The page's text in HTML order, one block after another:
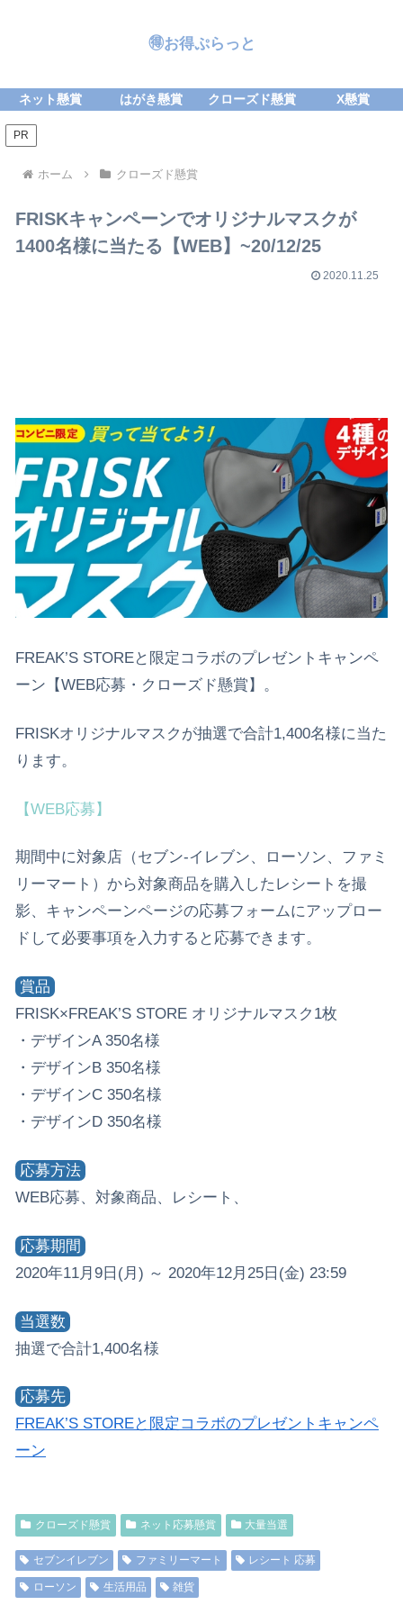
🉐お得ぷらっと
ネット懸賞 はがき懸賞 クローズド懸賞 X懸賞
PR
ホーム クローズド懸賞
FRISKキャンペーンでオリジナルマスクが
1400名様に当たる【WEB】~20/12/25
2020.11.25
FREAK’S STOREと限定コラボのプレゼントキャンペ
ーン【WEB応募・クローズド懸賞】。
FRISKオリジナルマスクが抽選で合計1,400名様に当た
ります。
【WEB応募】
期間中に対象店（セブン-イレブン、ローソン、ファミ
リーマート）から対象商品を購入したレシートを撮
影、キャンペーンページの応募フォームにアップロー
ドして必要事項を入力すると応募できます。
賞品
FRISK×FREAK’S STORE オリジナルマスク1枚
・デザインA 350名様
・デザインB 350名様
・デザインC 350名様
・デザインD 350名様
応募方法
WEB応募、対象商品、レシート、
応募期間
2020年11月9日(月) ～ 2020年12月25日(金) 23:59
当選数
抽選で合計1,400名様
応募先
FREAK’S STOREと限定コラボのプレゼントキャンペ
ーン
クローズド懸賞 ネット応募懸賞 大量当選
セブンイレブン ファミリーマート レシート 応募
ローソン 生活用品 雑貨